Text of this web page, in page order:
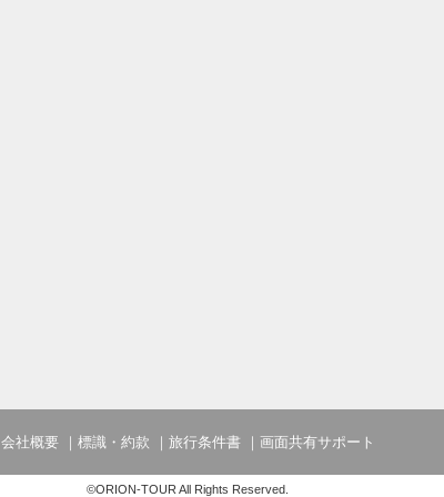
会社概要 標識・約款 旅行条件書 画面共有サポート
©ORION-TOUR All Rights Reserved.